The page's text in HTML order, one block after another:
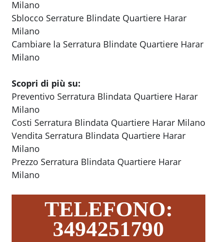
Milano
Sblocco Serrature Blindate Quartiere Harar
Milano
Cambiare la Serratura Blindate Quartiere Harar
Milano
Scopri di più su:
Preventivo Serratura Blindata Quartiere Harar
Milano
Costi Serratura Blindata Quartiere Harar Milano
Vendita Serratura Blindata Quartiere Harar
Milano
Prezzo Serratura Blindata Quartiere Harar
Milano
TELEFONO:
3494251790